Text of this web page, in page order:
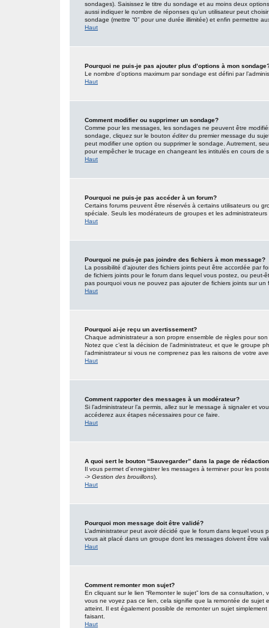
sondages). Saisissez le titre du sondage et au moins deux
aussi indiquer le nombre de réponses qu’un utilisateur peut
sondage (mettre “0” pour une durée illimitée) et enfin permettre
Haut
Pourquoi ne puis-je pas ajouter plus d’options à mon
Le nombre d’options maximum par sondage est défini par
Haut
Comment modifier ou supprimer un sondage?
Comme pour les messages, les sondages ne peuvent être
sondage, cliquez sur le bouton éditerdu premier message du
peut modifier une option ou supprimer le sondage. Autrement,
pour empêcher le trucage en changeant les intitulés en cours de
Haut
Pourquoi ne puis-je pas accéder à un forum?
Certains forums peuvent être réservés à certains utilisateurs ou
spéciale. Seuls les modérateurs de groupes et les
Haut
Pourquoi ne puis-je pas joindre des fichiers à mon message?
La possibilité d’ajouter des fichiers joints peut être accordée par
de fichiers joints pour le forum dans lequel vous postez, ou peut-
pas pourquoi vous ne pouvez pas ajouter de fichiers joints sur un
Haut
Pourquoi ai-je reçu un avertissement?
Chaque administrateur a son propre ensemble de règles pour
Notez que c’est la décision de l’administrateur, et que le groupe
l’administrateur si vous ne comprenez pas les raisons de votre
Haut
Comment rapporter des messages à un modérateur?
Si l’administrateur l’a permis, allez sur le message à signaler et
accéderez aux étapes nécessaires pour ce faire.
Haut
A quoi sert le bouton “Sauvegarder” dans la page de
Il vous permet d’enregistrer les messages à terminer pour les
-> Gestion des brouillons).
Haut
Pourquoi mon message doit être validé?
L’administrateur peut avoir décidé que le forum dans lequel
vous ait placé dans un groupe dont les messages doivent être
Haut
Comment remonter mon sujet?
En cliquant sur le lien “Remonter le sujet” lors de sa consultation,
vous ne voyez pas ce lien, cela signifie que la remontée de sujet
atteint. Il est également possible de remonter un sujet
faisant.
Haut